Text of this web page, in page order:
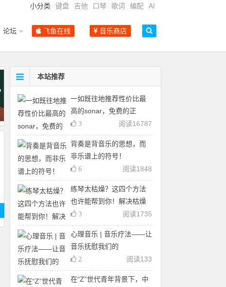
小分类 键盘 吉他 口琴 歌词 编配 AI
论坛 飞鱼在线 音乐商店
本站推荐
一如既往地推荐性价比最
高的sonar，免费的正
阅读16787
3
背奏是背音乐的思想，而
非乐谱上的符号！
阅读1848
6
练琴太枯燥？这四个方法
也许能帮到你！解决枯燥
阅读1735
3
心理音乐 | 音乐疗法——让
音乐抚慰我们的
阅读133
2
在“Z”世代青年背景下，中